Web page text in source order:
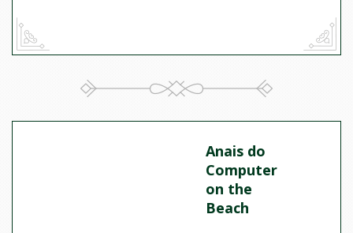
Anais do
Computer
on the
Beach